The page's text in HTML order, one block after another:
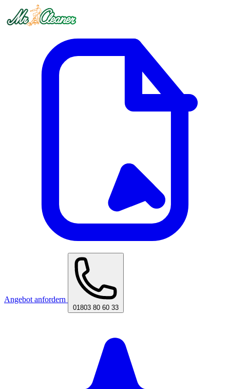
Angebot anfordern
01803 80 60 33